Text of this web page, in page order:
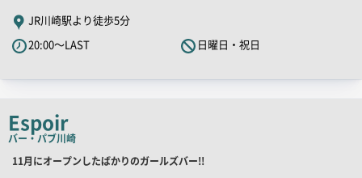
舗
PR
キ
コ
ー
JR川崎駅より徒歩5分
20:00～LAST
日曜日・祝日
Espoir
バー・パブ川崎
店
11月にオープンしたばかりのガールズバー!!